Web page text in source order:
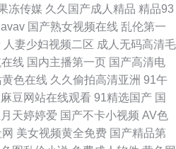
本123不卡 91熊猫视频 男人天堂第一页
豆花精品视频 婷婷欧美 95老司机视频 欧
在线观看 91c逼 国产AV资源站 五月亭亭
网 国产精品夜夜 亚洲AV射 俺去也俺去
冻传媒 久久国产成人精品 精品93
国产熟女视频在线 乱伦第一
人妻少妇视频二区 成人无码高清毛
线 国内主播第一页 国产高清电
色在线 久久偷拍高清亚洲 91午
麻豆网站在线观看 91精选国产 国
天婷婷爱 国产不卡小视频 AV色
美女视频黄全免费 国产精品第